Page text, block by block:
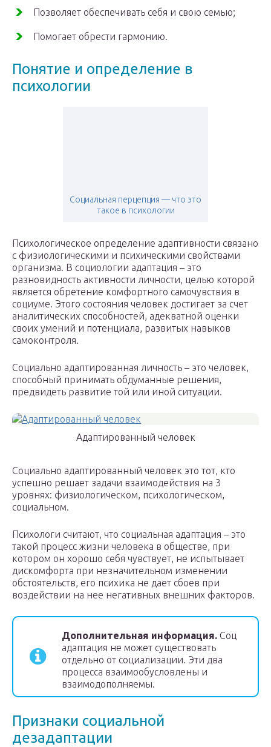
Позволяет обеспечивать себя и свою семью;
Помогает обрести гармонию.
Понятие и определение в
психологии
Социальная перцепция — что это
такое в психологии
Психологическое определение адаптивности связано
с физиологическими и психическими свойствами
организма. В социологии адаптация – это
разновидность активности личности, целью которой
является обретение комфортного самочувствия в
социуме. Этого состояния человек достигает за счет
аналитических способностей, адекватной оценки
своих умений и потенциала, развитых навыков
самоконтроля.
Социально адаптированная личность – это человек,
способный принимать обдуманные решения,
предвидеть развитие той или иной ситуации.
Адаптированный человек
Социально адаптированный человек это тот, кто
успешно решает задачи взаимодействия на 3
уровнях: физиологическом, психологическом,
социальном.
Психологи считают, что социальная адаптация – это
такой процесс жизни человека в обществе, при
котором он хорошо себя чувствует, не испытывает
дискомфорта при незначительном изменении
обстоятельств, его психика не дает сбоев при
воздействии на нее негативных внешних факторов.
Дополнительная информация. Соц
адаптация не может существовать
отдельно от социализации. Эти два
процесса взаимообусловлены и
взаимодополняемы.
Признаки социальной
дезадаптации